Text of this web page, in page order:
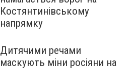
Костянтинівському
напрямку
Дитячими речами
маскують міни росіяни на